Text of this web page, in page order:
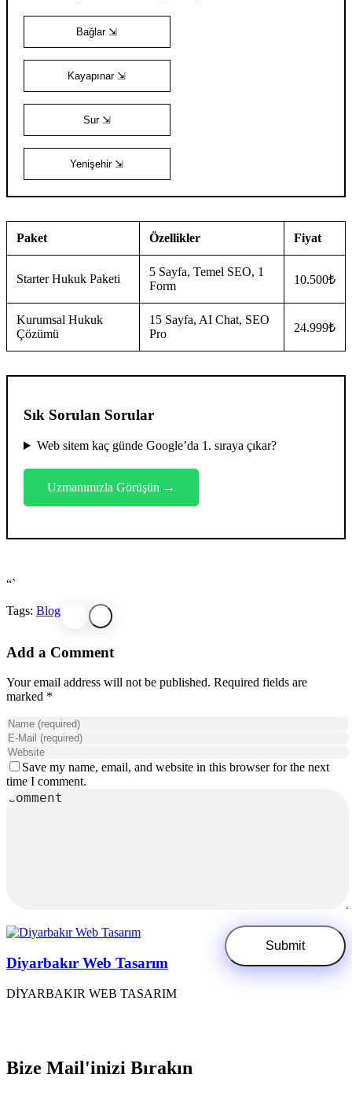
Bağlar ⇲
Kayapınar ⇲
Sur ⇲
Yenişehir ⇲
Paket Özellikler Fiyat
Starter Hukuk Paketi
5 Sayfa, Temel SEO, 1
Form
10.500₺
Kurumsal Hukuk
Çözümü
15 Sayfa, AI Chat, SEO
Pro
24.999₺
Sık Sorulan Sorular
Web sitem kaç günde Google’da 1. sıraya çıkar?
Uzmanımızla Görüşün →
“`
Tags: Blog
Add a Comment
Your email address will not be published. Required fields are
marked *
Save my name, email, and website in this browser for the next
time I comment.
Diyarbakır Web Tasarım
DİYARBAKIR WEB TASARIM
Bize Mail'inizi Bırakın